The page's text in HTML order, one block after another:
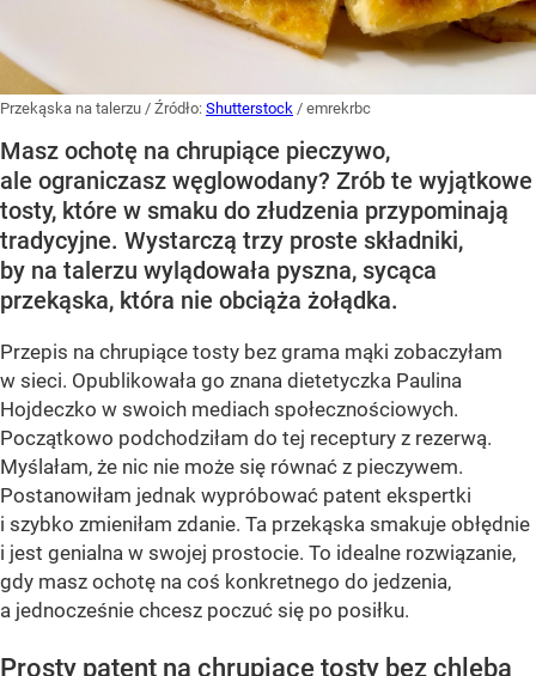
Przekąska na talerzu / Źródło: Shutterstock / emrekrbc
Masz ochotę na chrupiące pieczywo,
ale ograniczasz węglowodany? Zrób te wyjątkowe
tosty, które w smaku do złudzenia przypominają
tradycyjne. Wystarczą trzy proste składniki,
by na talerzu wylądowała pyszna, sycąca
przekąska, która nie obciąża żołądka.
Przepis na chrupiące tosty bez grama mąki zobaczyłam
w sieci. Opublikowała go znana dietetyczka Paulina
Hojdeczko w swoich mediach społecznościowych.
Początkowo podchodziłam do tej receptury z rezerwą.
Myślałam, że nic nie może się równać z pieczywem.
Postanowiłam jednak wypróbować patent ekspertki
i szybko zmieniłam zdanie. Ta przekąska smakuje obłędnie
i jest genialna w swojej prostocie. To idealne rozwiązanie,
gdy masz ochotę na coś konkretnego do jedzenia,
a jednocześnie chcesz poczuć się po posiłku.
Prosty patent na chrupiące tosty bez chleba